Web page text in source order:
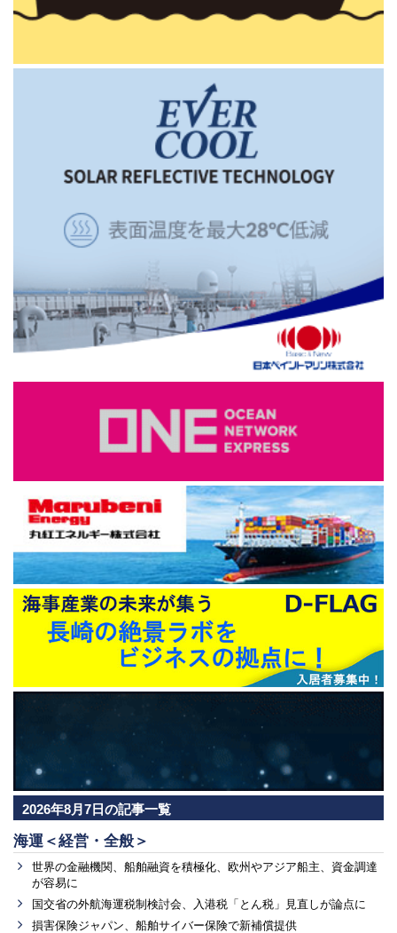
2026年8月7日の記事一覧
海運＜経営・全般＞
世界の金融機関、船舶融資を積極化、欧州やアジア船主、資金調達
が容易に
国交省の外航海運税制検討会、入港税「とん税」見直しが論点に
損害保険ジャパン、船舶サイバー保険で新補償提供